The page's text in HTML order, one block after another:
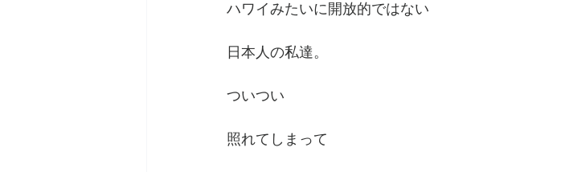
ハワイみたいに開放的ではない
日本人の私達。
ついつい
照れてしまって